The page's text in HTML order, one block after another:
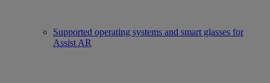
Supported operating systems and smart glasses for
Assist AR